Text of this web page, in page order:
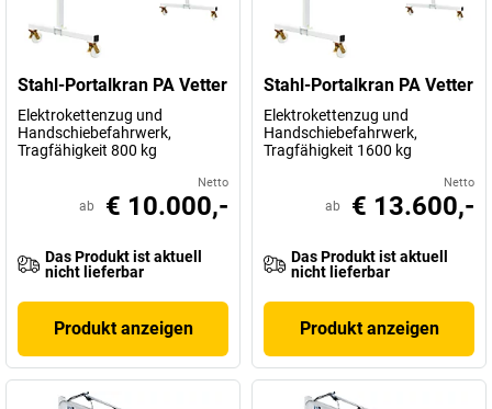
Stahl-Portalkran PA Vetter
Elektrokettenzug und
Handschiebefahrwerk,
Tragfähigkeit 800 kg
Netto
ab € 10.000,-
Das Produkt ist aktuell
nicht lieferbar
Produkt anzeigen
Stahl-Portalkran PA Vetter
Elektrokettenzug und
Handschiebefahrwerk,
Tragfähigkeit 1600 kg
Netto
ab € 13.600,-
Das Produkt ist aktuell
nicht lieferbar
Produkt anzeigen